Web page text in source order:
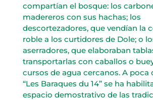
compartían el bosque: los
madereros con sus hachas; los
descortezadores, que vendían la
roble a los curtidores de Dole; o
aserradores, que elaboraban
transportarlas con caballos o
cursos de agua cercanos. A poca
“Les Baraques du 14” se ha
espacio demostrativo de las